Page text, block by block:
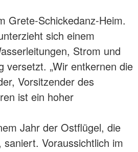
Grete-Schickedanz-Heim.
sich einem
Strom und
versetzt. „Wir entkernen die
Vorsitzender des
ist ein hoher
Jahr der Ostflügel, die
Voraussichtlich im